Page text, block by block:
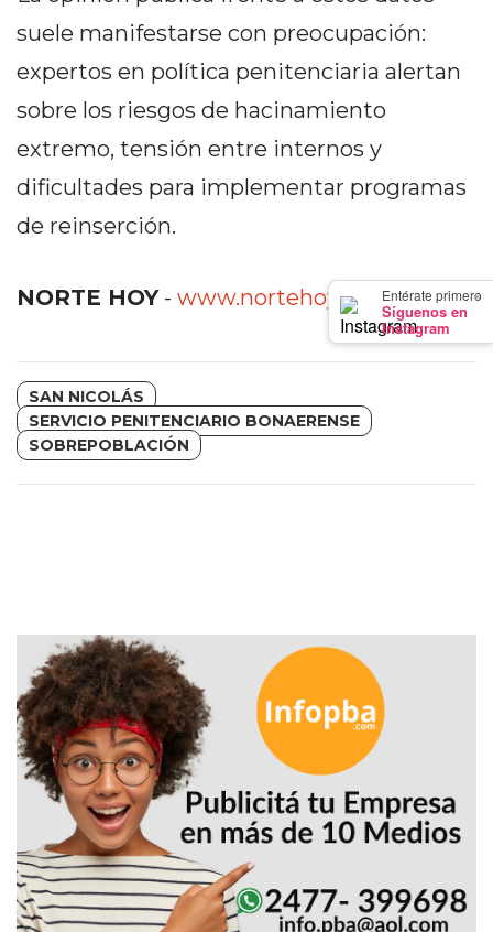
×
Entérate primero
Síguenos en
Instagram
DE
PERGAMINO
LOS
PRECIOS
EN
SUPLEMENTOS
PERGAMINO
DEPORTIVOS
EN
PERGAMINO:
LOS
DÓNDE
COMPRAR
EL
MEJOR
GIMNASIO
DE
PERGAMINO
CREAR
TIENDA
ONLINE
suele manifestarse con preocupación:
expertos en política penitenciaria alertan
sobre los riesgos de hacinamiento
extremo, tensión entre internos y
dificultades para implementar programas
de reinserción.
NORTE HOY- www.nortehoy.com.ar
SAN NICOLÁS
SERVICIO PENITENCIARIO BONAERENSE
SOBREPOBLACIÓN